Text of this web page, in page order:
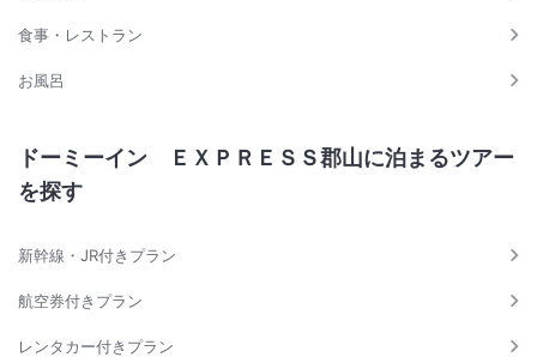
食事・レストラン
お風呂
ドーミーイン ＥＸＰＲＥＳＳ郡山に泊まるツアー
を探す
新幹線・JR付きプラン
航空券付きプラン
レンタカー付きプラン